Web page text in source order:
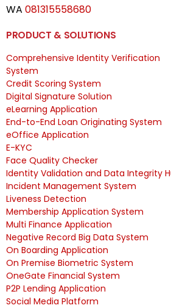
WA 081315558680
PRODUCT & SOLUTIONS
Comprehensive Identity Verification
System
Credit Scoring System
Digital Signature Solution
eLearning Application
End-to-End Loan Originating System
eOffice Application
E-KYC
Face Quality Checker
Identity Validation and Data Integrity
Incident Management System
Liveness Detection
Membership Application System
Multi Finance Application
Negative Record Big Data System
On Boarding Application
On Premise Biometric System
OneGate Financial System
P2P Lending Application
Social Media Platform